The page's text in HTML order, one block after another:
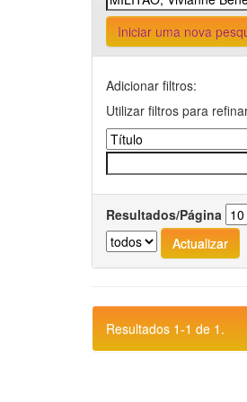
Iniciar uma nova
Adicionar filtros:
Utilizar filtros para
Resultados/Página
Resultados 1-1 de 1.